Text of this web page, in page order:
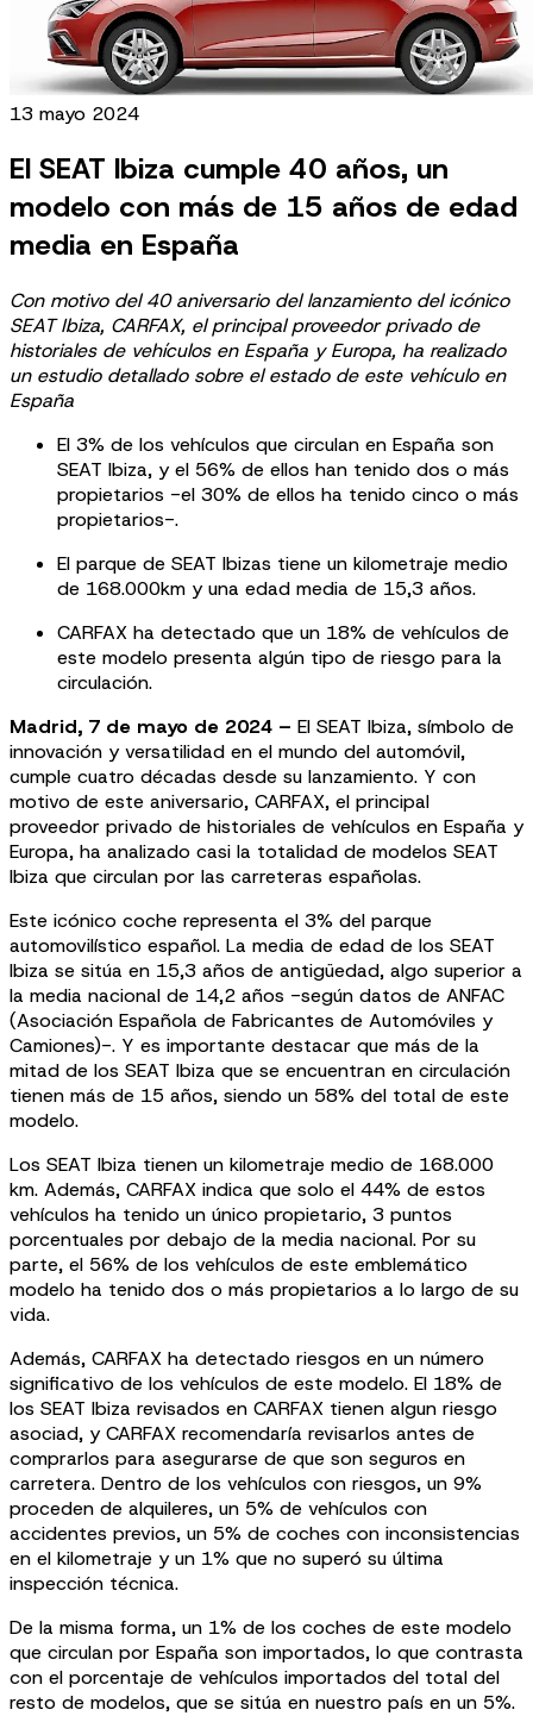
13 mayo 2024
El SEAT Ibiza cumple 40 años, un
modelo con más de 15 años de edad
media en España
Con motivo del 40 aniversario del lanzamiento del icónico
SEAT Ibiza, CARFAX, el principal proveedor privado de
historiales de vehículos en España y Europa, ha realizado
un estudio detallado sobre el estado de este vehículo en
España
El 3% de los vehículos que circulan en España son
SEAT Ibiza, y el 56% de ellos han tenido dos o más
propietarios -el 30% de ellos ha tenido cinco o más
propietarios-.
El parque de SEAT Ibizas tiene un kilometraje medio
de 168.000km y una edad media de 15,3 años.
CARFAX ha detectado que un 18% de vehículos de
este modelo presenta algún tipo de riesgo para la
circulación.
Madrid, 7 de mayo de 2024 – El SEAT Ibiza, símbolo de
innovación y versatilidad en el mundo del automóvil,
cumple cuatro décadas desde su lanzamiento. Y con
motivo de este aniversario, CARFAX, el principal
proveedor privado de historiales de vehículos en España y
Europa, ha analizado casi la totalidad de modelos SEAT
Ibiza que circulan por las carreteras españolas.
Este icónico coche representa el 3% del parque
automovilístico español. La media de edad de los SEAT
Ibiza se sitúa en 15,3 años de antigüedad, algo superior a
la media nacional de 14,2 años -según datos de ANFAC
(Asociación Española de Fabricantes de Automóviles y
Camiones)-. Y es importante destacar que más de la
mitad de los SEAT Ibiza que se encuentran en circulación
tienen más de 15 años, siendo un 58% del total de este
modelo.
Los SEAT Ibiza tienen un kilometraje medio de 168.000
km. Además, CARFAX indica que solo el 44% de estos
vehículos ha tenido un único propietario, 3 puntos
porcentuales por debajo de la media nacional. Por su
parte, el 56% de los vehículos de este emblemático
modelo ha tenido dos o más propietarios a lo largo de su
vida.
Además, CARFAX ha detectado riesgos en un número
significativo de los vehículos de este modelo. El 18% de
los SEAT Ibiza revisados en CARFAX tienen algun riesgo
asociad, y CARFAX recomendaría revisarlos antes de
comprarlos para asegurarse de que son seguros en
carretera. Dentro de los vehículos con riesgos, un 9%
proceden de alquileres, un 5% de vehículos con
accidentes previos, un 5% de coches con inconsistencias
en el kilometraje y un 1% que no superó su última
inspección técnica.
De la misma forma, un 1% de los coches de este modelo
que circulan por España son importados, lo que contrasta
con el porcentaje de vehículos importados del total del
resto de modelos, que se sitúa en nuestro país en un 5%.